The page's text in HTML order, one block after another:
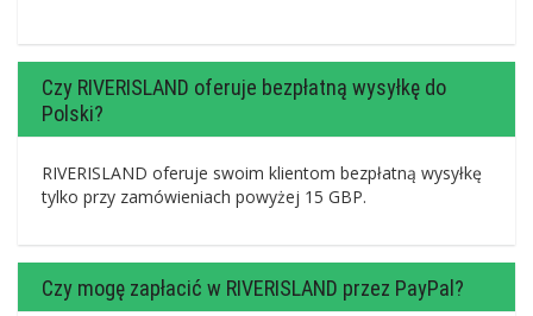
Czy RIVERISLAND oferuje bezpłatną wysyłkę do
Polski?
RIVERISLAND oferuje swoim klientom bezpłatną wysyłkę
tylko przy zamówieniach powyżej 15 GBP.
Czy mogę zapłacić w RIVERISLAND przez PayPal?